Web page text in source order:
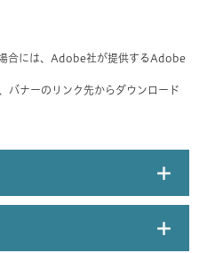
合には、Adobe社が提供するAdobe
ナーのリンク先からダウンロード